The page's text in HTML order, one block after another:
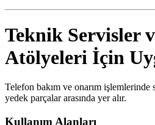
Teknik Servisler
Atölyeleri İçin
Telefon bakım ve onarım işlemlerinde
yedek parçalar arasında yer alır.
Kullanım Alanları